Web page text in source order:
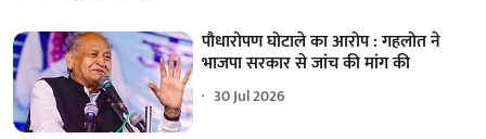
पौधारोपण घोटाले का आरोप : गहलोत ने
भाजपा सरकार से जांच की मांग की
30 Jul 2026